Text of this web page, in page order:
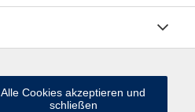
Alle Cookies akzeptieren und
schließen